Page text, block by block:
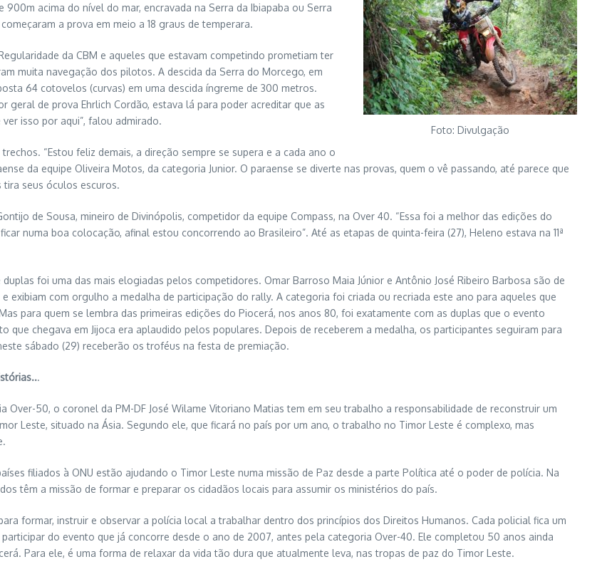
Foto: Divulgação
acima do nível do mar, encravada na Serra da Ibiapaba ou Serra
a prova em meio a 18 graus de temperara.
da CBM e aqueles que estavam competindo prometiam ter
muita navegação dos pilotos. A descida da Serra do Morcego, em
64 cotovelos (curvas) em uma descida íngreme de 300 metros.
de prova Ehrlich Cordão, estava lá para poder acreditar que as
isso por aqui”, falou admirado.
“Estou feliz demais, a direção sempre se supera e a cada ano o
da equipe Oliveira Motos, da categoria Junior. O paraense se diverte nas provas, quem o vê passando, até parece que
tira seus óculos escuros.
de Sousa, mineiro de Divinópolis, competidor da equipe Compass, na Over 40. “Essa foi a melhor das edições do
numa boa colocação, afinal estou concorrendo ao Brasileiro”. Até as etapas de quinta-feira (27), Heleno estava na 11ª
foi uma das mais elogiadas pelos competidores. Omar Barroso Maia Júnior e Antônio José Ribeiro Barbosa são de
e exibiam com orgulho a medalha de participação do rally. A categoria foi criada ou recriada este ano para aqueles que
para quem se lembra das primeiras edições do Piocerá, nos anos 80, foi exatamente com as duplas que o evento
que chegava em Jijoca era aplaudido pelos populares. Depois de receberem a medalha, os participantes seguiram para
sábado (29) receberão os troféus na festa de premiação.
.
Over-50, o coronel da PM-DF José Wilame Vitoriano Matias tem em seu trabalho a responsabilidade de reconstruir um
Leste, situado na Ásia. Segundo ele, que ficará no país por um ano, o trabalho no Timor Leste é complexo, mas
filiados à ONU estão ajudando o Timor Leste numa missão de Paz desde a parte Política até o poder de polícia. Na
têm a missão de formar e preparar os cidadãos locais para assumir os ministérios do país.
formar, instruir e observar a polícia local a trabalhar dentro dos princípios dos Direitos Humanos. Cada policial fica um
do evento que já concorre desde o ano de 2007, antes pela categoria Over-40. Ele completou 50 anos ainda
Para ele, é uma forma de relaxar da vida tão dura que atualmente leva, nas tropas de paz do Timor Leste.